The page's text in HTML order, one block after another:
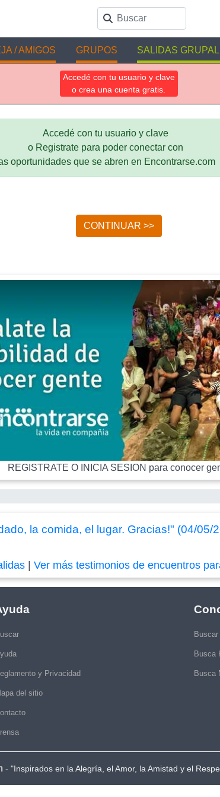
/ AMIGOS GRUPOS SALIDAS
Accedé con tu usuario y clave
o crea una cuenta gratis.
Accedé con tu usuario y clave
o Registrate para poder conectar con
oportunidades que se abren en Encontrarse.com
CONTINUAR >>
REGISTRATE O INICIA SESION para conocer
la comida, el lugar. Gracias!" (04/05/
|Ver más testimonios de encuentros
y Privacidad
del sitio
Buscar
Busca
Busca
- "Inspirados en la Alegría, el Amor, la Amistad y el